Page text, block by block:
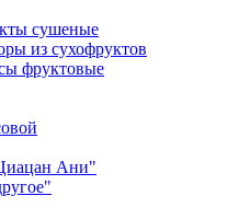
сушеные
из сухофруктов
фруктовые
Ани"